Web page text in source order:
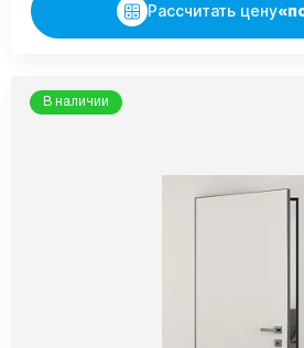
Рассчитать цену
В наличии